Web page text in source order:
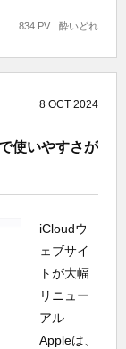
酔いどれ
834 PV
8 OCT 2024
使いやすさが
iCloudウ
ェブサイ
トが大幅
リニュー
アル
Appleは、